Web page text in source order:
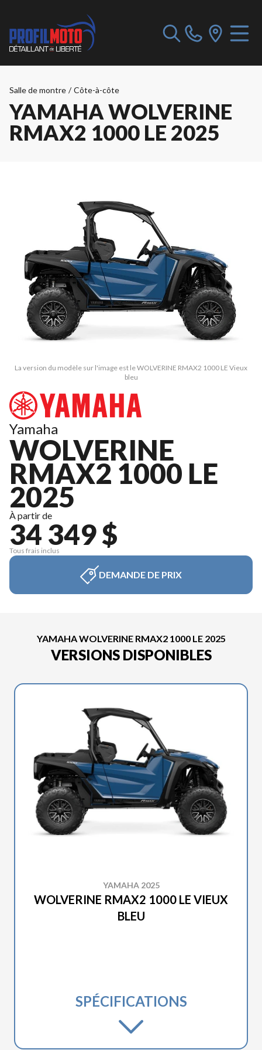
Salle de montre / Côte-à-côte
YAMAHA WOLVERINE
RMAX2 1000 LE 2025
La version du modèle sur l'image est le WOLVERINE RMAX2 1000 LE Vieux
bleu
Yamaha
WOLVERINE
RMAX2 1000 LE
2025
À partir de
34 349 $
Tous frais inclus
DEMANDE DE PRIX
YAMAHA WOLVERINE RMAX2 1000 LE 2025
VERSIONS DISPONIBLES
YAMAHA 2025
WOLVERINE RMAX2 1000 LE VIEUX
BLEU
SPÉCIFICATIONS